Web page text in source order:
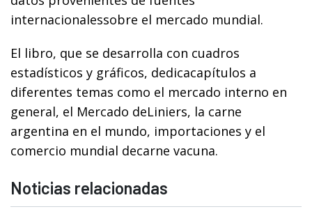
internacionalessobre el mercado mundial.
El libro, que se desarrolla con cuadros
estadísticos y gráficos, dedicacapítulos a
diferentes temas como el mercado interno en
general, el Mercado deLiniers, la carne
argentina en el mundo, importaciones y el
comercio mundial decarne vacuna.
Noticias relacionadas